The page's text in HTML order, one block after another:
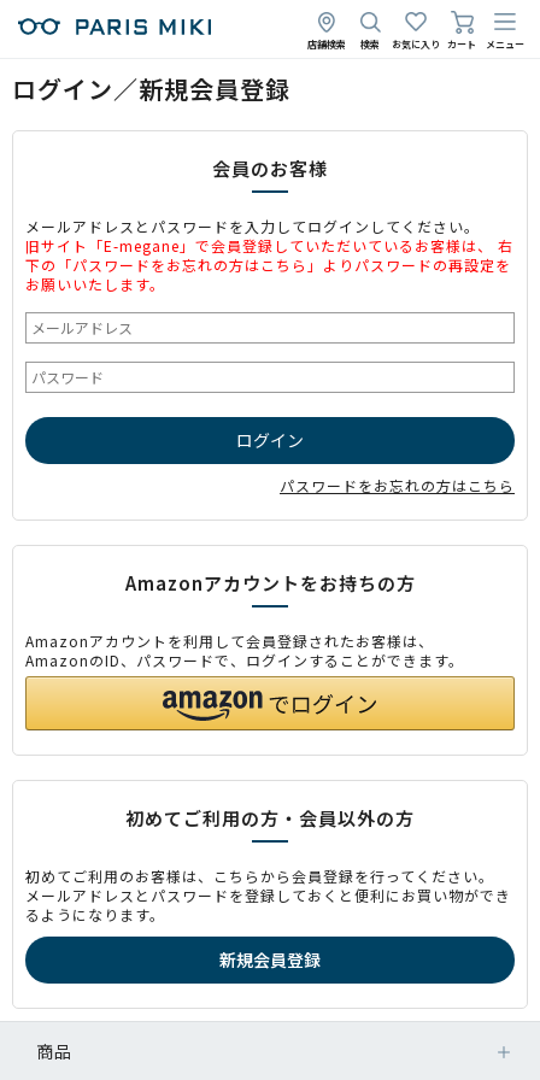
店舗検索 検索 お気に入り カート メニュー
ログイン／新規会員登録
会員のお客様
メールアドレスとパスワードを入力してログインしてください。
旧サイト「E-megane」で会員登録していただいているお客様は、 右
下の「パスワードをお忘れの方はこちら」よりパスワードの再設定を
お願いいたします。
パスワードをお忘れの方はこちら
Amazonアカウントをお持ちの方
Amazonアカウントを利用して会員登録されたお客様は、
AmazonのID、パスワードで、ログインすることができます。
初めてご利用の方・会員以外の方
初めてご利用のお客様は、こちらから会員登録を行ってください。
メールアドレスとパスワードを登録しておくと便利にお買い物ができ
るようになります。
商品